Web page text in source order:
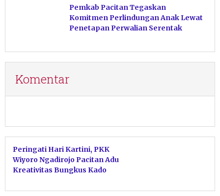
Pemkab Pacitan Tegaskan
Komitmen Perlindungan Anak Lewat
Penetapan Perwalian Serentak
Komentar
Peringati Hari Kartini, PKK
Wiyoro Ngadirojo Pacitan Adu
Kreativitas Bungkus Kado